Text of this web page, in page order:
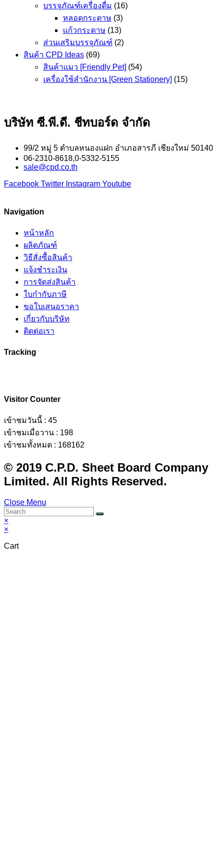
บรรจุภัณฑ์เครื่องดื่ม (16)
หลอดกระดาษ (3)
แก้วกระดาษ (13)
ส่วนเสริมบรรจุภัณฑ์ (2)
สินค้า CPD Ideas (69)
สินค้าแมว [Friendly Pet] (54)
เครื่องใช้สำนักงาน [Green Stationery] (15)
บริษัท ซี.พี.ดี. ชีทบอร์ด จำกัด
99/2 หมู่ 5 ตำบลหนองแฝก อำเภอสารภี เชียงใหม่ 50140
06-2310-8618,0-5332-5155
sale@cpd.co.th
Facebook Twitter Instagram Youtube
Navigation
หน้าหลัก
ผลิตภัณฑ์
วิธีสั่งซื้อสินค้า
แจ้งชำระเงิน
การจัดส่งสินค้า
ใบกำกับภาษี
ขอใบเสนอราคา
เกี่ยวกับบริษัท
ติดต่อเรา
Tracking
Visitor Counter
เข้าชมวันนี้ : 45
เข้าชมเมื่อวาน : 198
เข้าชมทั้งหมด : 168162
© 2019 C.P.D. Sheet Board Company
Limited. All Rights Reserved.
Close Menu
×
×
Cart